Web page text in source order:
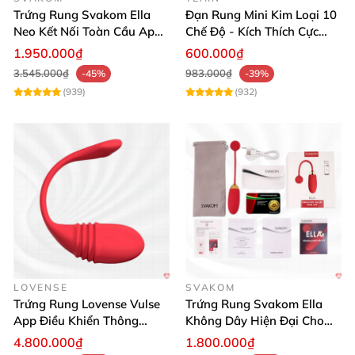
Trứng Rung Svakom Elva Điều Khiển Từ Xa Siêu Nhạy Giá Tốt
Trứng Rung Svakom Ella
Neo Kết Nối Toàn Cầu App
Tiện Lợi
1.950.000₫
3.545.000₫
-45%
(939)
Đạn Rung Mini Kim Loại 10
Chế Độ - Kích Thích Cực
Mạnh - Yeain
600.000₫
983.000₫
-39%
(932)
LOVENSE
Trứng Rung Lovense Vulse
App Điều Khiển Thông
Minh, Kích Thích Mạnh
4.800.000₫
SVAKOM
Trứng Rung Svakom Ella
Không Dây Hiện Đại Cho
Nữ Thư Giãn Tinh Tế
1.800.000₫